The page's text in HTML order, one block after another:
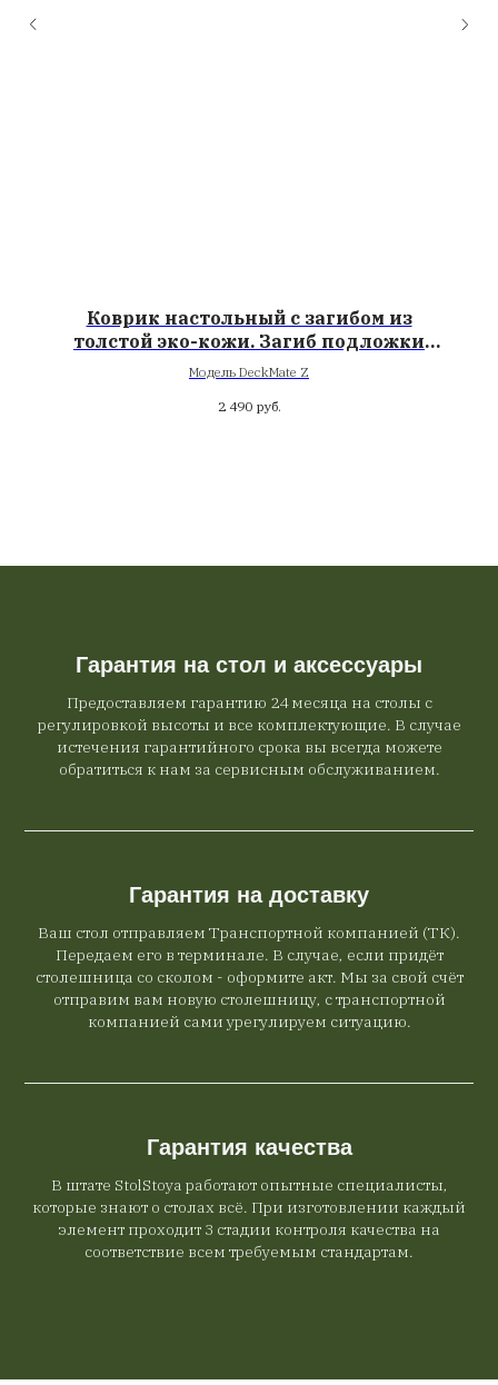
Коврик настольный с загибом из
толстой эко-кожи. Загиб подложки
защищает локти при работе за
Модель DeckMate Z
2 490 руб.
Гарантия на стол и аксессуары
Предоставляем гарантию 24 месяца на столы с
регулировкой высоты и все комплектующие. В случае
истечения гарантийного срока вы всегда можете
обратиться к нам за сервисным обслуживанием.
Гарантия на доставку
Ваш стол отправляем Транспортной компанией (ТК).
Передаем его в терминале. В случае, если придёт
столешница со сколом - оформите акт. Мы за свой счёт
отправим вам новую столешницу, с транспортной
компанией сами урегулируем ситуацию.
Гарантия качества
В штате StolStoya работают опытные специалисты,
которые знают о столах всё. При изготовлении каждый
элемент проходит 3 стадии контроля качества на
соответствие всем требуемым стандартам.